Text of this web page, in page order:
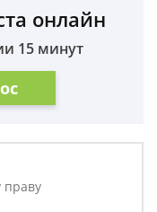
онлайн
15 минут
праву